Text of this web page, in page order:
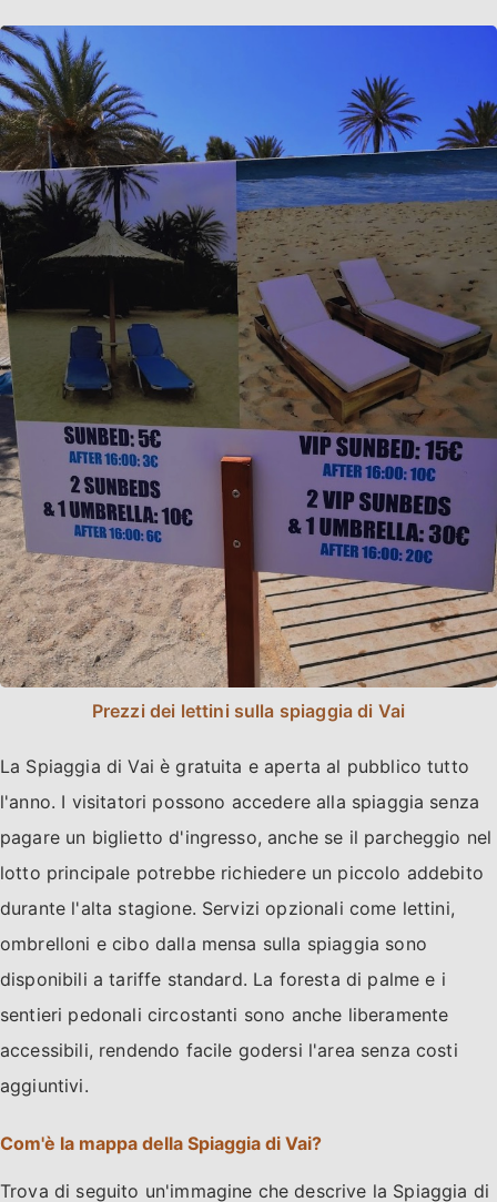
Prezzi dei lettini sulla spiaggia di Vai
La Spiaggia di Vai è gratuita e aperta al pubblico tutto
l'anno. I visitatori possono accedere alla spiaggia senza
pagare un biglietto d'ingresso, anche se il parcheggio nel
lotto principale potrebbe richiedere un piccolo addebito
durante l'alta stagione. Servizi opzionali come lettini,
ombrelloni e cibo dalla mensa sulla spiaggia sono
disponibili a tariffe standard. La foresta di palme e i
sentieri pedonali circostanti sono anche liberamente
accessibili, rendendo facile godersi l'area senza costi
aggiuntivi.
Com'è la mappa della Spiaggia di Vai?
Trova di seguito un'immagine che descrive la Spiaggia di